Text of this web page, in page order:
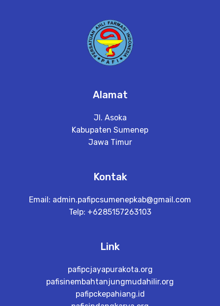
Alamat
Jl. Asoka
Kabupaten Sumenep
Jawa Timur
Kontak
Email: admin.pafipcsumenepkab@gmail.com
Telp: +6285157263103
Link
pafipcjayapurakota.org
pafisinembahtanjungmudahilir.org
pafipckepahiang.id